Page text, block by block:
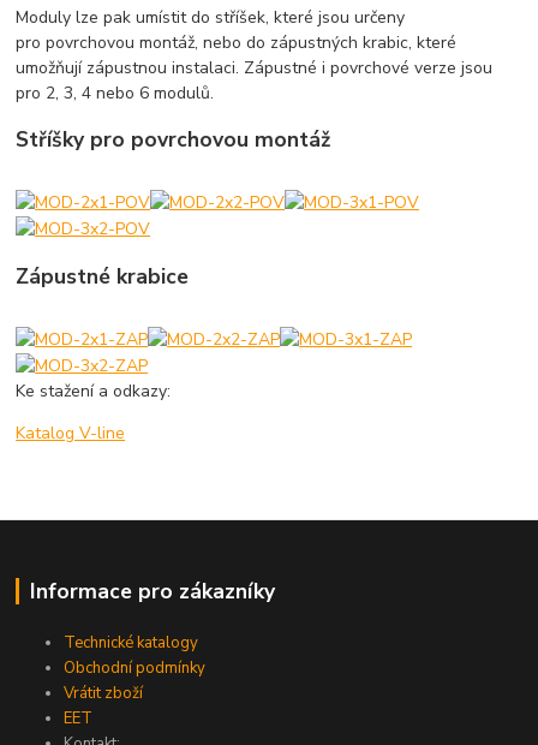
Moduly lze pak umístit do stříšek, které jsou určeny
pro povrchovou montáž, nebo do zápustných krabic, které
umožňují zápustnou instalaci. Zápustné i povrchové verze jsou
pro 2, 3, 4 nebo 6 modulů.
Stříšky pro povrchovou montáž
Zápustné krabice
Ke stažení a odkazy:
Katalog V-line
Informace pro zákazníky
Technické katalogy
Obchodní podmínky
Vrátit zboží
EET